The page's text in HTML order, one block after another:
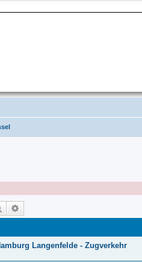
Suche
Langenfelde - Zugverkehr